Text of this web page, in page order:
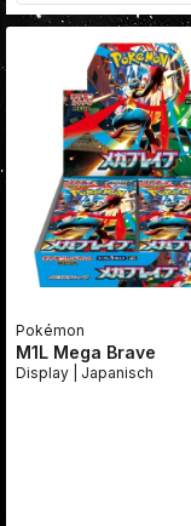
Pokémon
M1L Mega Brave
Display | Japanisch